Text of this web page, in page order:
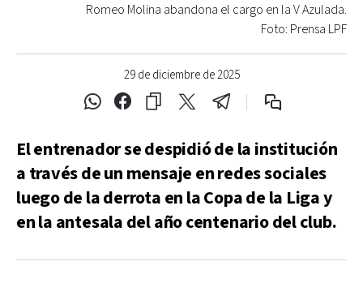
29 de diciembre de 2025
Romeo Molina abandona el cargo en la V Azulada.
Foto: Prensa LPF
El entrenador se despidió de la institución
a través de un mensaje en redes sociales
luego de la derrota en la Copa de la Liga y
en la antesala del año centenario del club.